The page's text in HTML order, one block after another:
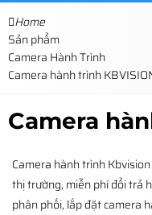
Home
Sản phẩm
Camera Hành Trình
Camera hành trình
Camera
Camera hành trình
thị trường, miễn phí đổi trả
phân phối, lắp đặt camera